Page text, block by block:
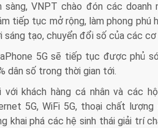
sàng, VNPT chào đón các
tiếp tục mở rộng, làm phong phú
sáng tạo, chuyển đổi số của các
5G sẽ tiếp tục được phủ
dân số trong thời gian tới.
với khách hàng cá nhân và các
5G, WiFi 5G, thoại chất
khai phá các hệ sinh thái giải trí